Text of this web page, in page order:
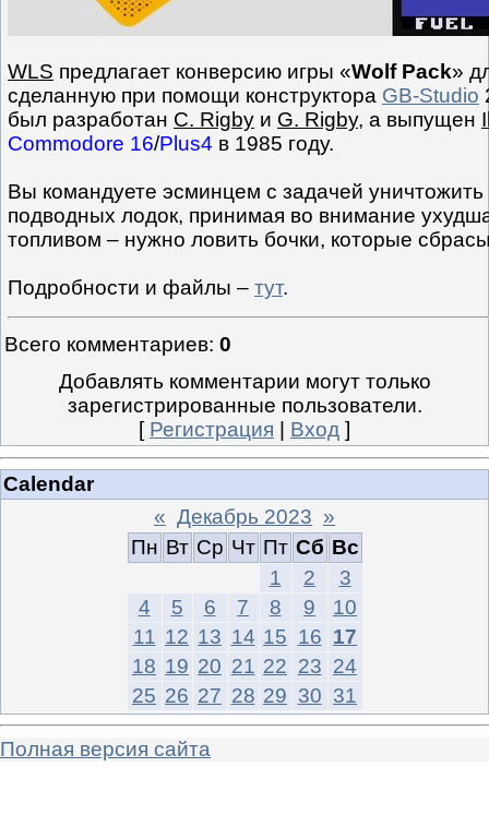
WLS предлагает конверсию игры «Wolf Pack»
сделанную при помощи конструктора GB-Studio
был разработан C. Rigby и G. Rigby, а выпущен
Commodore 16/Plus4 в 1985 году.
Вы командуете эсминцем с задачей
подводных лодок, принимая во внимание
топливом – нужно ловить бочки, которые
Подробности и файлы – тут.
Всего комментариев: 0
Добавлять комментарии могут только
зарегистрированные пользователи.
[ Регистрация Вход ]
Calendar
« Декабрь 2023 »
Пн Вт Ср Чт Пт Сб Вс
1
2
3
4
5 6 7 8 9
10
11 12 13 14 15 16 17
18 19 20 21 22 23 24
25 26 27 28 29 30 31
Полная версия сайта